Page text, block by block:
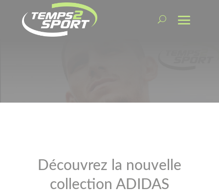
Découvrez la nouvelle
collection ADIDAS